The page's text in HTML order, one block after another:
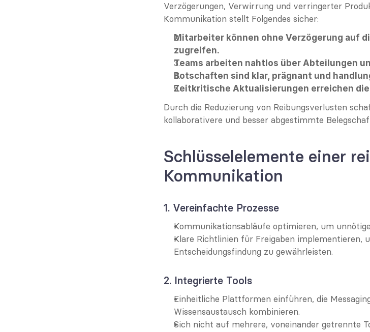
Verzögerungen, Verwirrung und verringerter
Kommunikation stellt Folgendes sicher:
Mitarbeiter können ohne Verzögerung auf
zugreifen.
Teams arbeiten nahtlos über Abteilungen
Botschaften sind klar, prägnant und
Zeitkritische Aktualisierungen erreichen
Durch die Reduzierung von Reibungsverlusten
kollaborativere und besser abgestimmte
Schlüsselelemente einer
Kommunikation
1. Vereinfachte Prozesse
Kommunikationsabläufe optimieren, um
Klare Richtlinien für Freigaben implementieren,
Entscheidungsfindung zu gewährleisten.
2. Integrierte Tools
Einheitliche Plattformen einführen, die
Wissensaustausch kombinieren.
Sich nicht auf mehrere, voneinander getrennte